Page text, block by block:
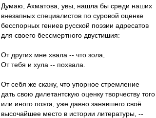
Думаю, Ахматова, увы, нашла бы среди наших
внезапных специалистов по суровой оценке
бесспорных гениев русской поэзии адресатов
для своего бессмертного двустишия:
От других мне хвала -- что зола,
От тебя и хула -- похвала.
От себя же скажу, что упорное стремление
дать свою дилетантскую оценку творчеству того
или иного поэта, уже давно занявшего своё
высочайшее место в истории литературы, --